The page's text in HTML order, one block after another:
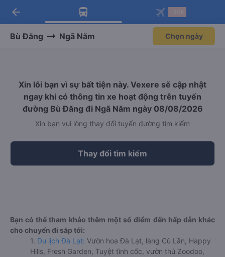
Tải app Vexere ngay!
Nhận ưu đãi thành viên độc
Mở app
Tải app Vexere
-30k/ghế khi đặt vé máy bay qua
Mở app
arrow_back
Bù Đăng Ngã Năm Chọn ngày
Xin lỗi bạn vì sự bất tiện này. Vexere sẽ cập nhật
ngay khi có thông tin xe hoạt động trên tuyến
đường Bù Đăng đi Ngã Năm ngày 08/08/2026
Xin bạn vui lòng thay đổi tuyến đường tìm kiếm
Thay đổi tìm kiếm
Bạn có thể tham khảo thêm một số điểm đến hấp dẫn khác
cho chuyến đi sắp tới:
1. Du lịch Đà Lạt: Vườn hoa Đà Lạt, làng Cù Lần, Happy
Hills, Fresh Garden, Tuyệt tình cốc, vườn thú Zoodoo,